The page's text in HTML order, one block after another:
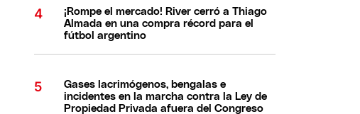
¡Rompe el mercado! River cerró a Thiago
Almada en una compra récord para el
fútbol argentino
Gases lacrimógenos, bengalas e
incidentes en la marcha contra la Ley de
Propiedad Privada afuera del Congreso